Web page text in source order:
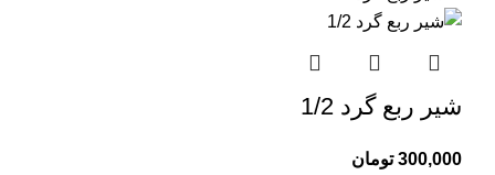
شیر ربع گرد 1/2
300,000 تومان